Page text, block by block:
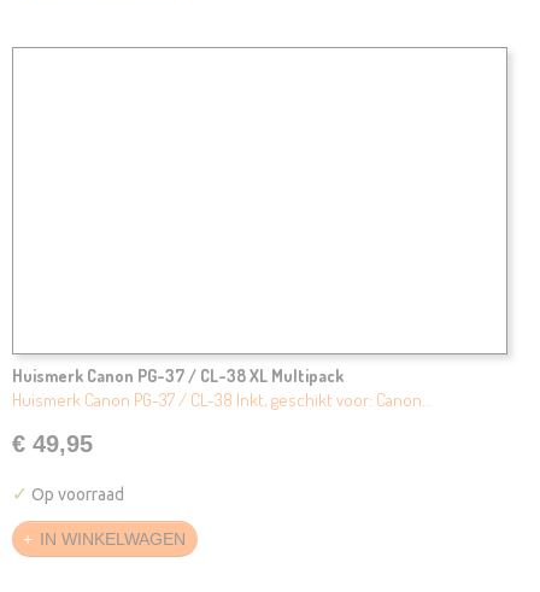
Huismerk Canon PG-37 / CL-38 XL Multipack
Huismerk Canon PG-37 / CL-38 Inkt, geschikt voor: Canon…
€ 49,95
✓ Op voorraad
IN WINKELWAGEN